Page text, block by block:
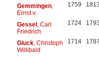
Gemmingen,
Ernst v.
1759 1813
Gessel, Carl
Friedrich
1724 1793
Gluck, Christoph
Willibald
1714 1787